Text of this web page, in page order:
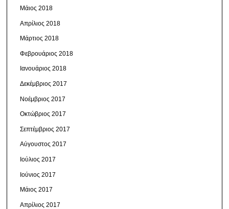
Μάιος 2018
Απρίλιος 2018
Μάρτιος 2018
Φεβρουάριος 2018
Ιανουάριος 2018
Δεκέμβριος 2017
Νοέμβριος 2017
Οκτώβριος 2017
Σεπτέμβριος 2017
Αύγουστος 2017
Ιούλιος 2017
Ιούνιος 2017
Μάιος 2017
Απρίλιος 2017